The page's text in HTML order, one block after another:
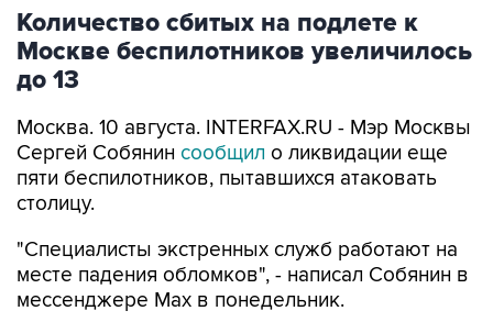
Количество сбитых на подлете к
Москве беспилотников увеличилось
до 13
Москва. 10 августа. INTERFAX.RU - Мэр Москвы
Сергей Собянин сообщил о ликвидации еще
пяти беспилотников, пытавшихся атаковать
столицу.
"Специалисты экстренных служб работают на
месте падения обломков", - написал Собянин в
мессенджере Max в понедельник.